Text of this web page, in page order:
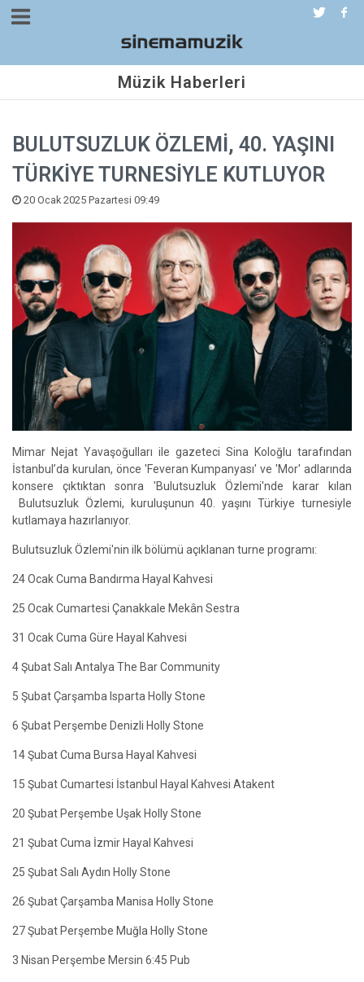
Müzik Haberleri
BULUTSUZLUK ÖZLEMİ, 40. YAŞINI
TÜRKİYE TURNESİYLE KUTLUYOR
20 Ocak 2025 Pazartesi 09:49
Mimar Nejat Yavaşoğulları ile gazeteci Sina Koloğlu tarafından
İstanbul’da kurulan, önce 'Feveran Kumpanyası' ve 'Mor' adlarında
konsere çıktıktan sonra 'Bulutsuzluk Özlemi'nde karar kılan
Bulutsuzluk Özlemi, kuruluşunun 40. yaşını Türkiye turnesiyle
kutlamaya hazırlanıyor.
Bulutsuzluk Özlemi'nin ilk bölümü açıklanan turne programı:
24 Ocak Cuma Bandırma Hayal Kahvesi
25 Ocak Cumartesi Çanakkale Mekân Sestra
31 Ocak Cuma Güre Hayal Kahvesi
4 Şubat Salı Antalya The Bar Community
5 Şubat Çarşamba Isparta Holly Stone
6 Şubat Perşembe Denizli Holly Stone
14 Şubat Cuma Bursa Hayal Kahvesi
15 Şubat Cumartesi İstanbul Hayal Kahvesi Atakent
20 Şubat Perşembe Uşak Holly Stone
21 Şubat Cuma İzmir Hayal Kahvesi
25 Şubat Salı Aydın Holly Stone
26 Şubat Çarşamba Manisa Holly Stone
27 Şubat Perşembe Muğla Holly Stone
3 Nisan Perşembe Mersin 6:45 Pub